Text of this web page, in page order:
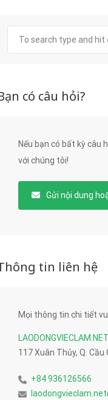
có câu hỏi?
Nếu bạn có bất kỳ câu
với chúng tôi!
Gửi nội dung
tin liên hệ
Mọi thông tin chi tiết
LAODONGVIECLAM.NET
117 Xuân Thủy, Q. Cầu
+84 936126566